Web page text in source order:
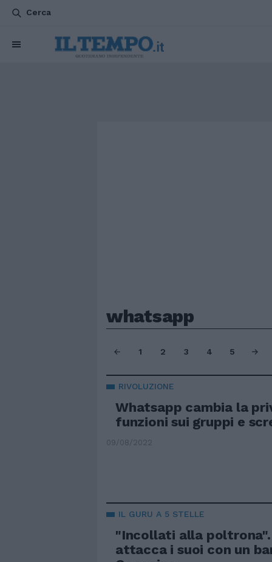
Cerca
whatsapp
1 2 3 4 5
RIVOLUZIONE
Whatsapp cambia la
funzioni sui gruppi e
09/08/2022
IL GURU A 5 STELLE
"Incollati alla
attacca i suoi con un